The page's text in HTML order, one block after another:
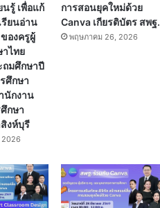
นรู้ เพื่อแก้
ยนอ่าน
องครูผู้
ไทย
มศึกษาปี
ศึกษา
นักงาน
กษา
งห์บุรี
การสอนยุคใหม่ด้วย
Canva เกียรติบัตร สพฐ.
พฤษภาคม 26, 2026